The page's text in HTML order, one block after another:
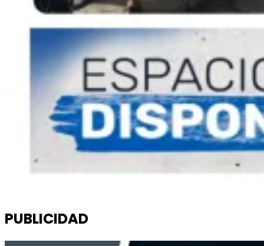
PUBLICIDAD